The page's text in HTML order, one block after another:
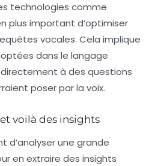
technologies comme
plus important d’optimiser
vocales. Cela implique
dans le langage
à des questions
poser par la voix.
voilà des insights
d’analyser une grande
en extraire des insights